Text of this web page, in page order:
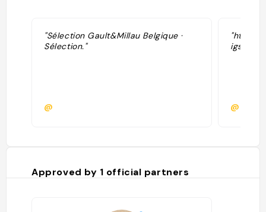
"Sélection Gault&Millau Belgique ·
Sélection."
@
"https://
@
Approved by 1 official partners